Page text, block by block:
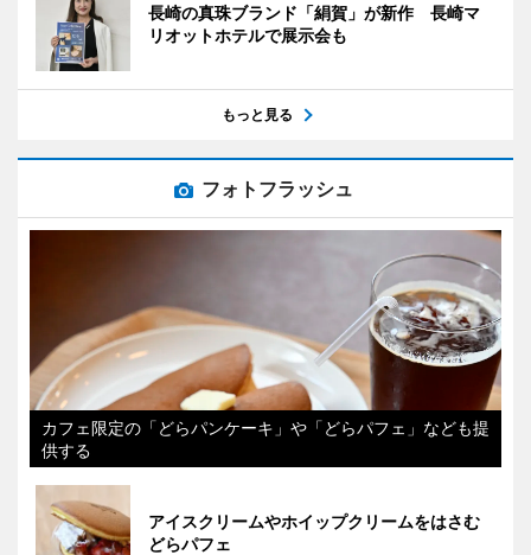
長崎の真珠ブランド「絹賀」が新作 長崎マ
リオットホテルで展示会も
もっと見る
フォトフラッシュ
カフェ限定の「どらパンケーキ」や「どらパフェ」なども提
供する
アイスクリームやホイップクリームをはさむ
どらパフェ